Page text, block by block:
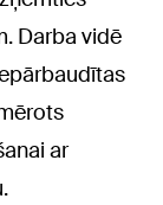
Darba vidē
ar